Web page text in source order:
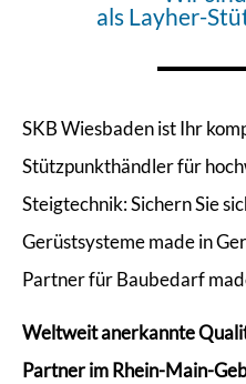
als Layher-
SKB Wiesbaden ist Ihr
Stützpunkthändler für
Steigtechnik: Sichern Sie
Gerüstsysteme made in
Partner für Baubedarf
Weltweit anerkannte
Partner im Rhein-Main-